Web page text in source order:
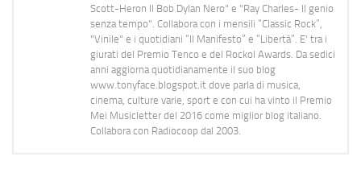
Scott-Heron Il Bob Dylan Nero" e "Ray Charles- Il genio
senza tempo". Collabora con i mensili “Classic Rock”,
"Vinile" e i quotidiani “Il Manifesto” e “Libertà”. E' tra i
giurati del Premio Tenco e del Rockol Awards. Da sedici
anni aggiorna quotidianamente il suo blog
www.tonyface.blogspot.it dove parla di musica,
cinema, culture varie, sport e con cui ha vinto il Premio
Mei Musicletter del 2016 come miglior blog italiano.
Collabora con Radiocoop dal 2003.